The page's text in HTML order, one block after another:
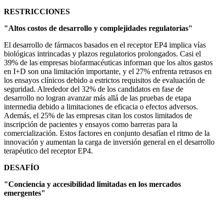
RESTRICCIONES
"Altos costos de desarrollo y complejidades regulatorias"
El desarrollo de fármacos basados ​​en el receptor EP4 implica vías
biológicas intrincadas y plazos regulatorios prolongados. Casi el
39% de las empresas biofarmacéuticas informan que los altos gastos
en I+D son una limitación importante, y el 27% enfrenta retrasos en
los ensayos clínicos debido a estrictos requisitos de evaluación de
seguridad. Alrededor del 32% de los candidatos en fase de
desarrollo no logran avanzar más allá de las pruebas de etapa
intermedia debido a limitaciones de eficacia o efectos adversos.
Además, el 25% de las empresas citan los costos limitados de
inscripción de pacientes y ensayos como barreras para la
comercialización. Estos factores en conjunto desafían el ritmo de la
innovación y aumentan la carga de inversión general en el desarrollo
terapéutico del receptor EP4.
DESAFÍO
"Conciencia y accesibilidad limitadas en los mercados
emergentes"